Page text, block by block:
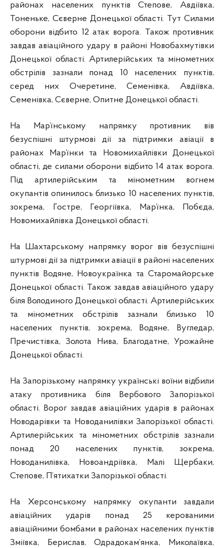
районах населених пунктів Степове, Авдіївка,
Тоненьке, Сєверне Донецької області. Тут Силами
оборони відбито 12 атак ворога. Також противник
завдав авіаційного удару в районі Новобахмутівки
Донецької області. Артилерійських та мінометних
обстрілів зазнали понад 10 населених пунктів,
серед них Очеретине, Семенівка, Авдіївка,
Семенівка, Сєверне, Опитне Донецької області.
На Мар’їнському напрямку противник вів
безуспішні штурмові дії за підтримки авіації в
районах Мар’їнки та Новомихайлівки Донецької
області, де силами оборони відбито 14 атак ворога.
Під артилерійським та мінометним вогнем
окупантів опинилось близько 10 населених пунктів,
зокрема, Гостре, Георгіївка, Мар’їнка, Побєда,
Новомихайлівка Донецької області.
На Шахтарському напрямку ворог вів безуспішні
штурмові дії за підтримки авіації в районі населених
пунктів Водяне, Новоукраїнка та Старомайорське
Донецької області. Також завдав авіаційного удару
біля Володиного Донецької області. Артилерійських
та мінометних обстрілів зазнали близько 10
населених пунктів, зокрема, Водяне, Вугледар,
Пречистівка, Золота Нива, Благодатне, Урожайне
Донецької області.
На Запорізькому напрямку українські воїни відбили
атаку противника біля Вербового Запорізької
області. Ворог завдав авіаційних ударів в районах
Новодарівки та Новоданилівки Запорізької області.
Артилерійських та мінометних обстрілів зазнали
понад 20 населених пунктів, зокрема,
Новоданилівка, Новоандріївка, Малі Щербаки,
Степове, П’ятихатки Запорізької області.
На Херсонському напрямку окупанти завдали
авіаційних ударів понад 25 керованими
авіаційними бомбами в районах населених пунктів
Зміївка, Берислав, Одрадокам’янка, Миколаївка,